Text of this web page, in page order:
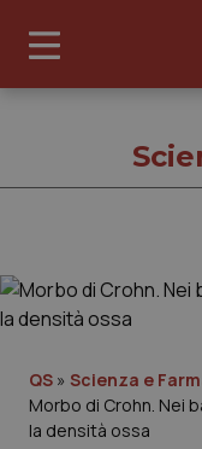
Governo e
QS » Scienza e
Morbo di Crohn. Nei
la densità ossa